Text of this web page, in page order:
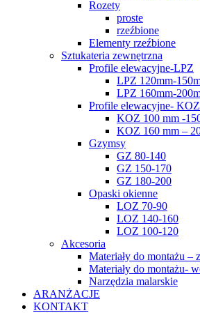
Rozety
proste
rzeźbione
Elementy rzeźbione
Sztukateria zewnętrzna
Profile elewacyjne-LPZ
LPZ 120mm-
LPZ 160mm-
Profile elewacyjne- KOZ
KOZ 100 mm -
KOZ 160 mm –
Gzymsy
GZ 80-140
GZ 150-170
GZ 180-200
Opaski okienne
LOZ 70-90
LOZ 140-160
LOZ 100-120
Akcesoria
Materiały do montażu –
Materiały do montażu-
Narzędzia malarskie
ARANŻACJE
KONTAKT